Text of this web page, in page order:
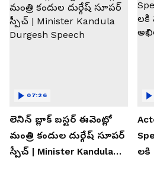
లెనిన్ బ్లాక్ బస్టర్ ఈవెంట్లో
మంత్రి కందుల దుర్గేష్ సూపర్
స్పీచ్ | Minister Kandula
07:26